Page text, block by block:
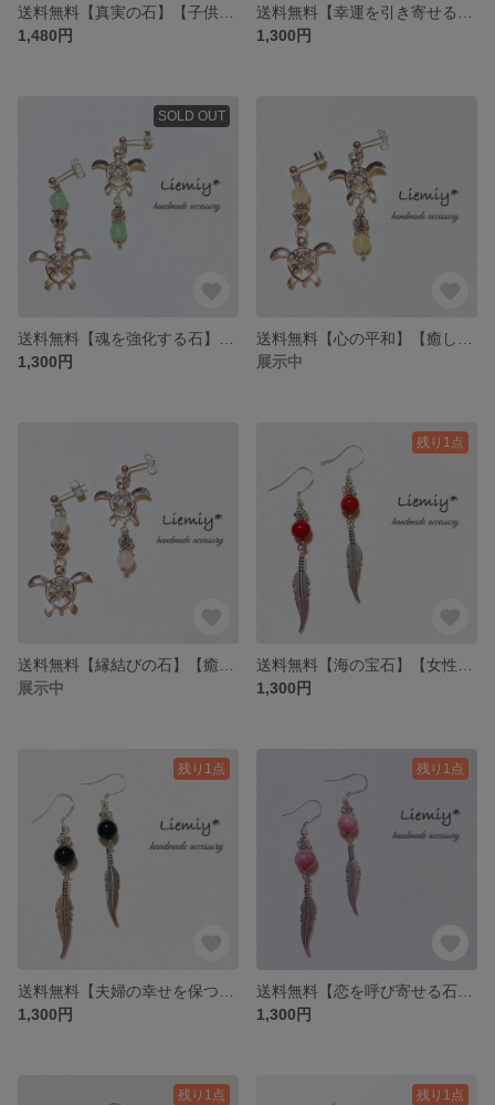
1,480円
1,300円
SOLD OUT
1,300円
展示中
展示中
残り1点
1,300円
残り1点
1,300円
残り1点
1,300円
残り1点 残り1点